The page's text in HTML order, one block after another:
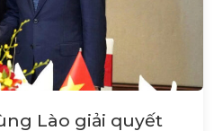
Lào giải quyết